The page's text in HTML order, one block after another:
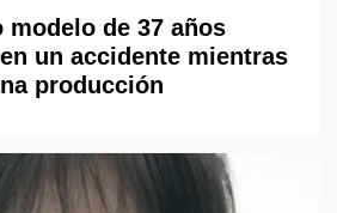
modelo de 37 años
un accidente mientras
producción